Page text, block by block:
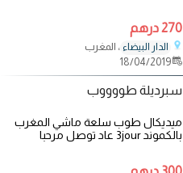
270 درهم
الدار البيضاء ، المغرب
18/04/2019
سبرديلة طووووب
ميديكال طوب سلعة ماشي المغرب
بالكموند 3jour عاد توصل مرحبا